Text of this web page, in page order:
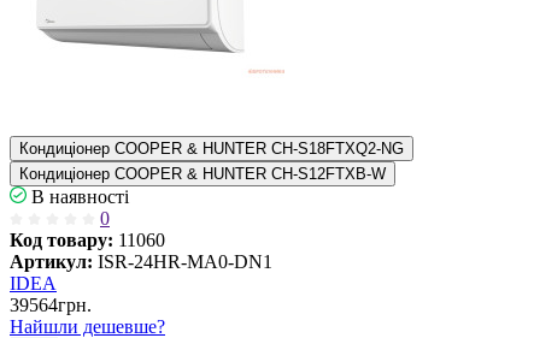
Кондиціонер COOPER & HUNTER CH-S18FTXQ2-NG
Кондиціонер COOPER & HUNTER CH-S12FTXB-W
В наявності
0
Код товару: 11060
Артикул: ISR-24HR-MA0-DN1
IDEA
39564грн.
Найшли дешевше?